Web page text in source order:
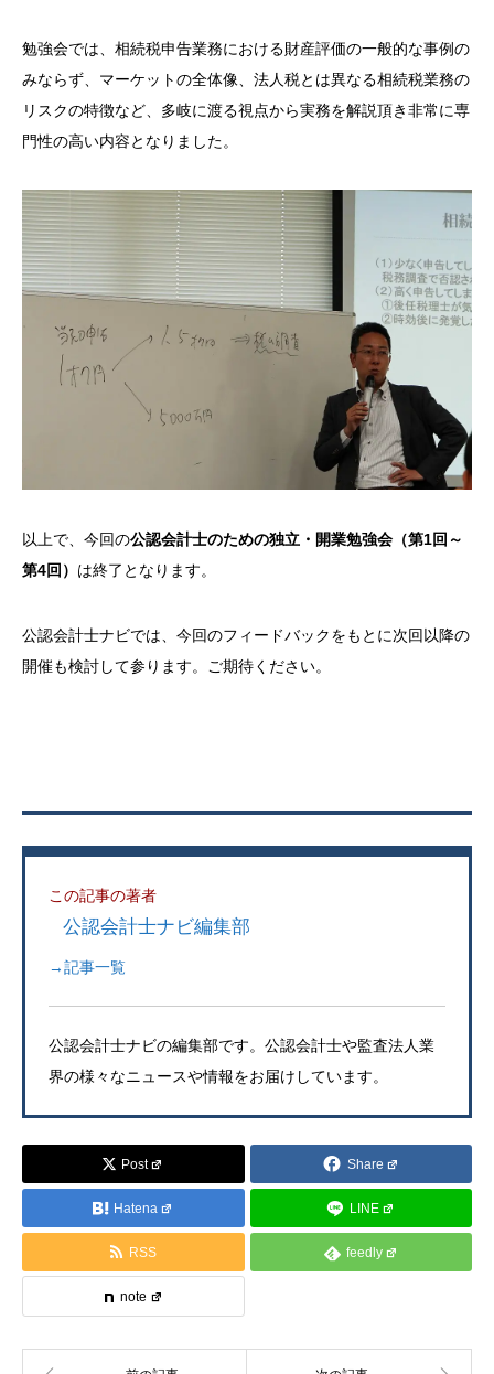
勉強会では、相続税申告業務における財産評価の一般的な事例の
みならず、マーケットの全体像、法人税とは異なる相続税業務の
リスクの特徴など、多岐に渡る視点から実務を解説頂き非常に専
門性の高い内容となりました。
以上で、今回の公認会計士のための独立・開業勉強会（第1回～
第4回） は終了となります。
公認会計士ナビでは、今回のフィードバックをもとに次回以降の
開催も検討して参ります。ご期待ください。
この記事の著者
公認会計士ナビ編集部
→記事一覧
公認会計士ナビの編集部です。公認会計士や監査法人業
界の様々なニュースや情報をお届けしています。
Post Share
Hatena LINE
RSS feedly
note